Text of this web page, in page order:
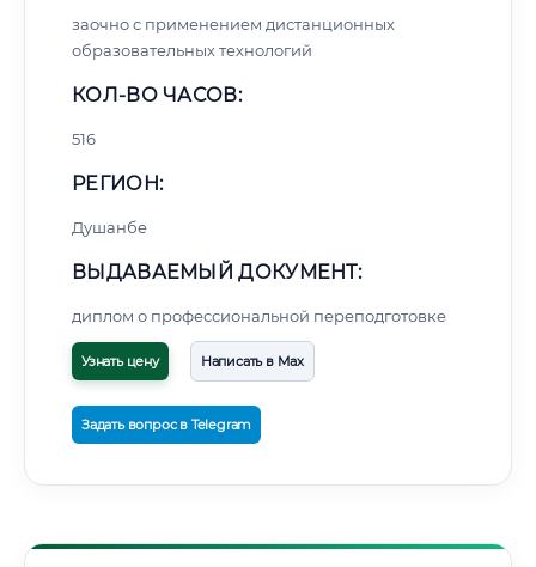
заочно с применением дистанционных
образовательных технологий
КОЛ-ВО ЧАСОВ:
516
РЕГИОН:
Душанбе
ВЫДАВАЕМЫЙ ДОКУМЕНТ:
диплом о профессиональной переподготовке
Узнать цену Написать в Max
Задать вопрос в Telegram